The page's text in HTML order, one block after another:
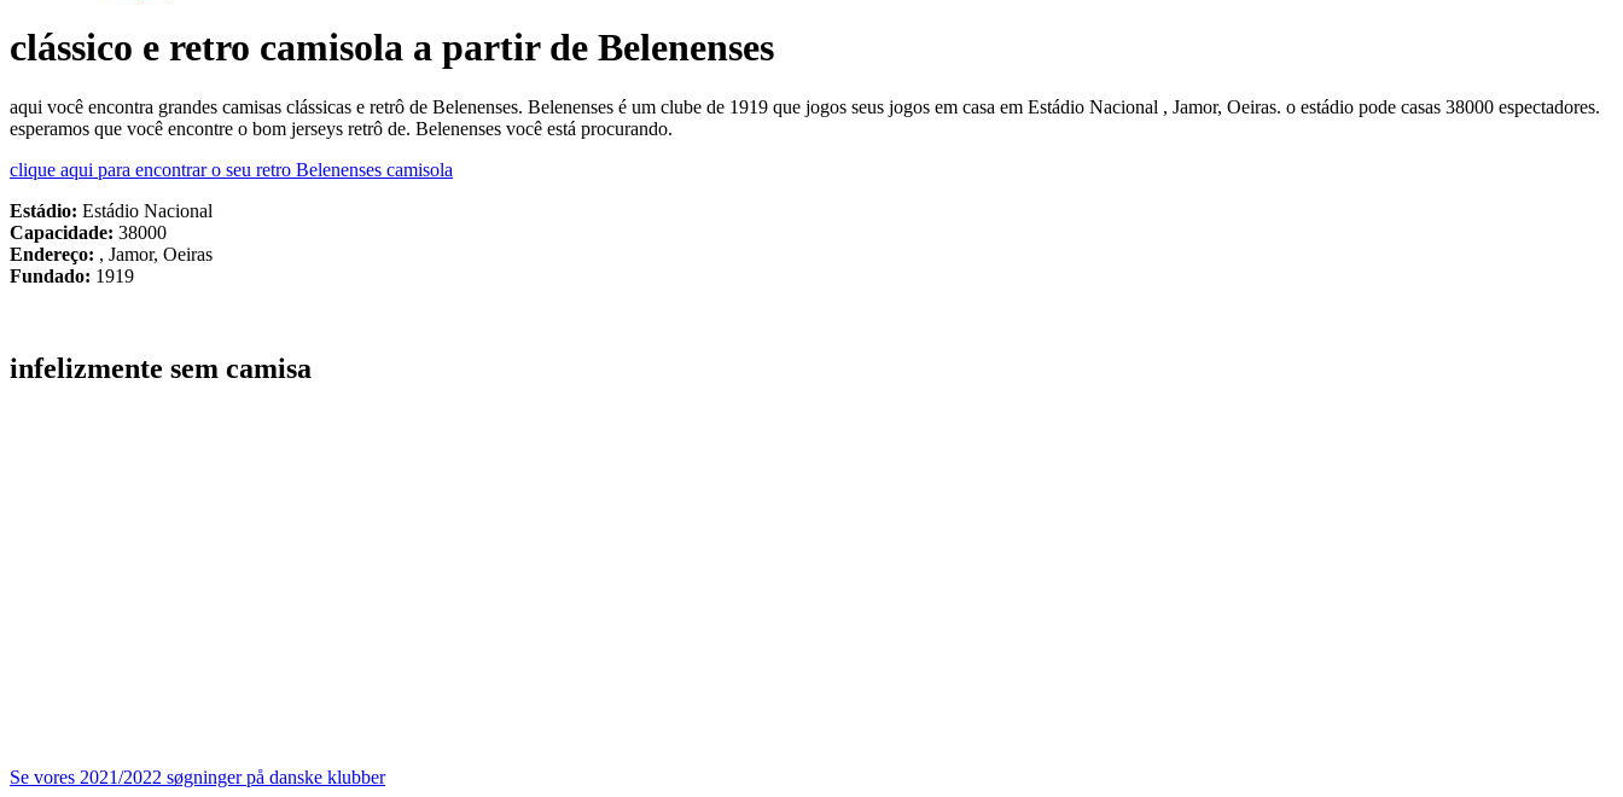
clássico e retro camisola a partir de Belenenses
aqui você encontra grandes camisas clássicas e retrô de Belenenses. Belenenses é um clube de 1919 que jogos seus jogos em casa em Estádio Nacional , Jamor, Oeiras. o estádio pode casas 38000 espectadores.
esperamos que você encontre o bom jerseys retrô de. Belenenses você está procurando.
clique aqui para encontrar o seu retro Belenenses camisola
Estádio: Estádio Nacional
Capacidade: 38000
Endereço: , Jamor, Oeiras
Fundado: 1919
infelizmente sem camisa
Se vores 2021/2022 søgninger på danske klubber